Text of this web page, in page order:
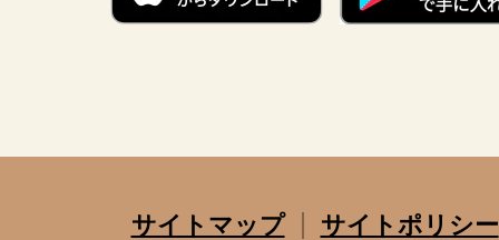
サイトマップ
サイトポリシー